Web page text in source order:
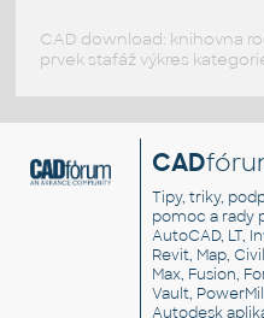
CAD download: knihovna
prvek stafáž výkres
CAD
Tipy, triky,
pomoc a rady
AutoCAD, LT,
Revit, Map,
Max, Fusion,
Vault,
Autodesk